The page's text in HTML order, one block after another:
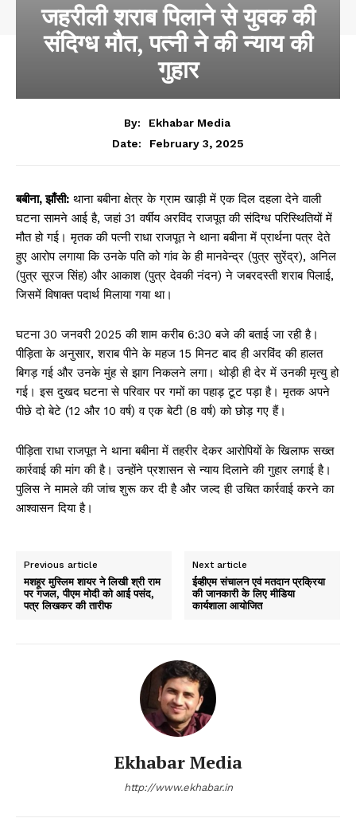
जहरीली शराब पिलाने से युवक की
संदिग्ध मौत, पत्नी ने की न्याय की
गुहार
By:
Ekhabar Media
Date:
February 3, 2025
बबीना, झाँसी: थाना बबीना क्षेत्र के ग्राम खाड़ी में एक दिल दहला देने वाली
घटना सामने आई है, जहां 31 वर्षीय अरविंद राजपूत की संदिग्ध परिस्थितियों में
मौत हो गई। मृतक की पत्नी राधा राजपूत ने थाना बबीना में प्रार्थना पत्र देते
हुए आरोप लगाया कि उनके पति को गांव के ही मानवेन्द्र (पुत्र सुरेंद्र), अनिल
(पुत्र सूरज सिंह) और आकाश (पुत्र देवकी नंदन) ने जबरदस्ती शराब पिलाई,
जिसमें विषाक्त पदार्थ मिलाया गया था।
घटना 30 जनवरी 2025 की शाम करीब 6:30 बजे की बताई जा रही है।
पीड़िता के अनुसार, शराब पीने के महज 15 मिनट बाद ही अरविंद की हालत
बिगड़ गई और उनके मुंह से झाग निकलने लगा। थोड़ी ही देर में उनकी मृत्यु हो
गई। इस दुखद घटना से परिवार पर गमों का पहाड़ टूट पड़ा है। मृतक अपने
पीछे दो बेटे (12 और 10 वर्ष) व एक बेटी (8 वर्ष) को छोड़ गए हैं।
पीड़िता राधा राजपूत ने थाना बबीना में तहरीर देकर आरोपियों के खिलाफ सख्त
कार्रवाई की मांग की है। उन्होंने प्रशासन से न्याय दिलाने की गुहार लगाई है।
पुलिस ने मामले की जांच शुरू कर दी है और जल्द ही उचित कार्रवाई करने का
आश्वासन दिया है।
Previous article
मशहूर मुस्लिम शायर ने लिखी श्री राम
पर गजल, पीएम मोदी को आई पसंद,
पत्र लिखकर की तारीफ
Next article
ईव्हीएम संचालन एवं मतदान प्रक्रिया
की जानकारी के लिए मीडिया
कार्यशाला आयोजित
Ekhabar Media
http://www.ekhabar.in